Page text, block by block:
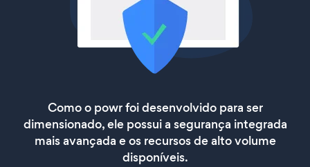
Como o powr foi desenvolvido para ser
dimensionado, ele possui a segurança integrada
mais avançada e os recursos de alto volume
disponíveis.